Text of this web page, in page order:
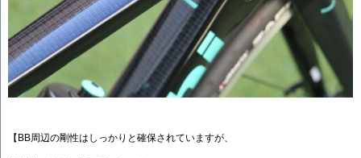
【BB周辺の剛性はしっかりと確保されていますが、